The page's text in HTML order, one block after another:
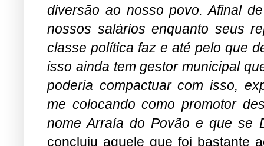
diversão ao nosso povo. Afinal
nossos salários enquanto seus
classe política faz e até pelo que
isso ainda tem gestor municipal
poderia compactuar com isso,
me colocando como promotor
nome Arraía do Povão e que se
concluiu aquele que foi bastante